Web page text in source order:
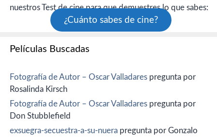
nuestros Test de cine para que demuestres lo que sabes:
¿Cuánto sabes de cine?
Películas Buscadas
Fotografía de Autor – Oscar Valladares pregunta por
Rosalinda Kirsch
Fotografía de Autor – Oscar Valladares pregunta por
Don Stubblefield
exsuegra-secuestra-a-su-nuera pregunta por Gonzalo